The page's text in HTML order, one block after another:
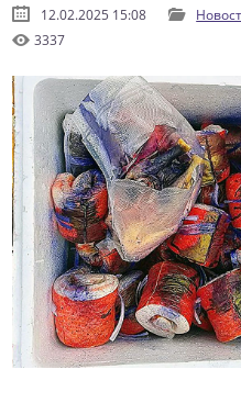
12.02.2025 15:08
3337